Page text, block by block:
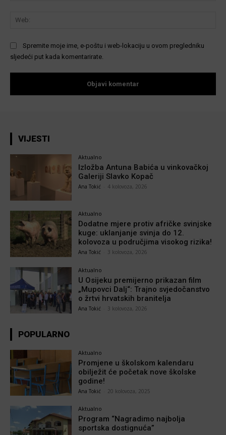
Spremite moje ime, e-poštu i web-lokaciju u ovom pregledniku
sljedeći put kada komentarirate.
VIJESTI
Aktualno
Izložba Antuna Babića u vinkovačkoj
Galeriji Slavko Kopač
Ana Tokić 4 kolovoza, 2026
Aktualno
Dodatne mjere protiv afričke svinjske
kuge: uklanjanje svinja do 12.
kolovoza u područjima visokog rizika!
Ana Tokić 3 kolovoza, 2026
Aktualno
U Osijeku premijerno prikazan film
„Mupovci Dalj“: Trajno svjedočanstvo
o žrtvi hrvatskih branitelja
Ana Tokić 3 kolovoza, 2026
POPULARNO
Aktualno
Promjene u školskom kalendaru
obilježit će početak nove školske
godine!
Ana Tokić 20 kolovoza, 2025
Aktualno
Program “Nagradimo najbolja
sportska dostignuća”